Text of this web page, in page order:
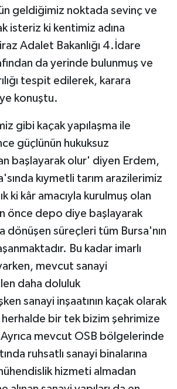
geldiğimiz noktada sevinç ve
isteriz ki kentimiz adına
Adalet Bakanlığı 4.İdare
da yerinde bulunmuş ve
tespit edilerek, karara
konuştu.
gibi kaçak yapılaşma ile
güçlünün hukuksuz
başlayarak olur' diyen Erdem,
kıymetli tarım arazilerimiz
ki kâr amacıyla kurulmuş olan
önce depo diye başlayarak
dönüşen süreçleri tüm Bursa'nın
Bu kadar imarlı
mevcut sanayi
daha doluluk
sanayi inşaatının kaçak olarak
herhalde bir tek bizim şehrimize
mevcut OSB bölgelerinde
ruhsatlı sanayi binalarına
hizmeti almadan